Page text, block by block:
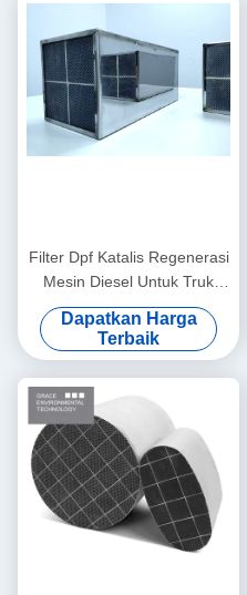
Filter Dpf Katalis Regenerasi
Mesin Diesel Untuk Truk
Semi Mengurangi Asap
Hitam
Dapatkan Harga
Terbaik